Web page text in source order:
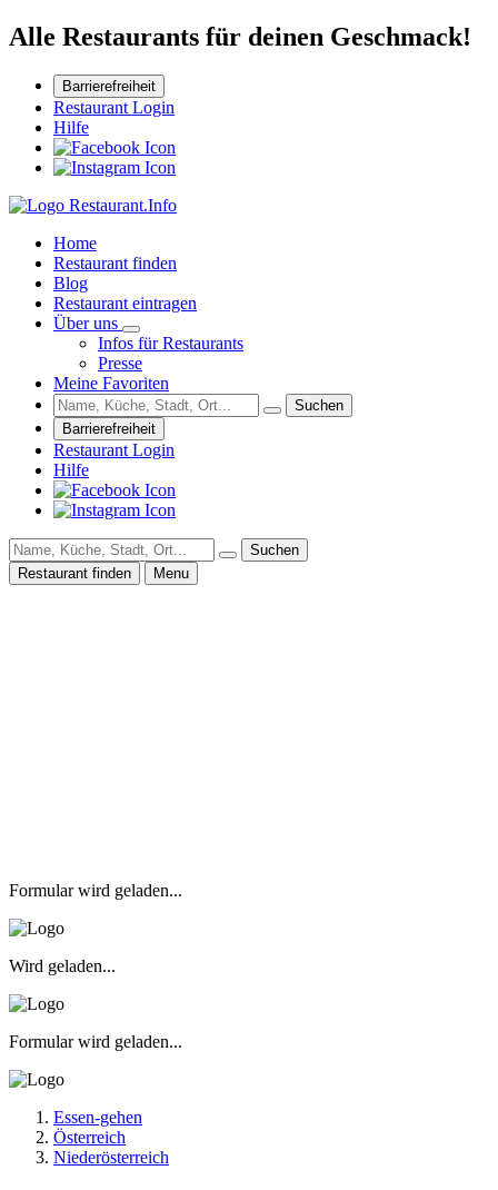
Alle Restaurants für deinen Geschmack!
Barrierefreiheit
Restaurant Login
Hilfe
Home
Restaurant finden
Blog
Restaurant eintragen
Über uns
Infos für Restaurants
Presse
Meine Favoriten
Suchen
Barrierefreiheit
Restaurant Login
Hilfe
Suchen
Restaurant finden
Menu
Formular wird geladen...
Wird geladen...
Formular wird geladen...
Essen-gehen
Österreich
Niederösterreich